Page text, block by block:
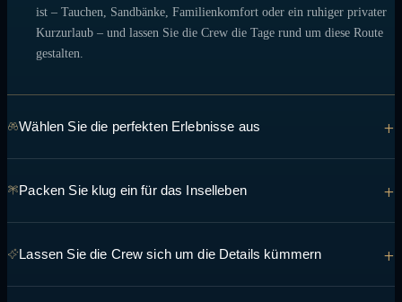
ist – Tauchen, Sandbänke, Familienkomfort oder ein ruhiger privater
Kurzurlaub – und lassen Sie die Crew die Tage rund um diese Route
gestalten.
Wählen Sie die perfekten Erlebnisse aus +
bei Sonnenuntergang: Erzählen Sie dem Team, was Sie sehen und tun
möchten, damit es in die Route integriert werden kann.
Packen Sie klug ein für das Inselleben +
riffsichere Sonnencreme und Badebekleidung – die Crew kann Sie bei
allen spezifischen Fragen zu Ihrer Route beraten.
Lassen Sie die Crew sich um die Details kümmern +